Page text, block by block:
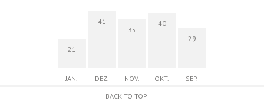
21
JAN.
41
DEZ.
35
NOV.
40
OKT.
29
SEP.
BACK TO TOP